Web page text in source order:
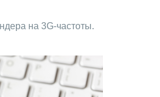
на 3G-частоты.